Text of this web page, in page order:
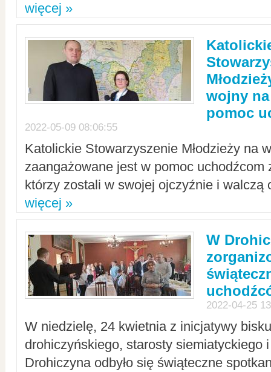
więcej »
wojny
pomoc
2022-05-09 08:06:55
Katolickie Stowarzyszenie Młodzieży na
zaangażowane jest w pomoc uchodźcom
którzy zostali w swojej ojczyźnie i walczą
więcej »
W
2022-04-25
W niedzielę, 24 kwietnia z inicjatywy
drohiczyńskiego, starosty siemiatyckiego
Drohiczyna odbyło się świąteczne